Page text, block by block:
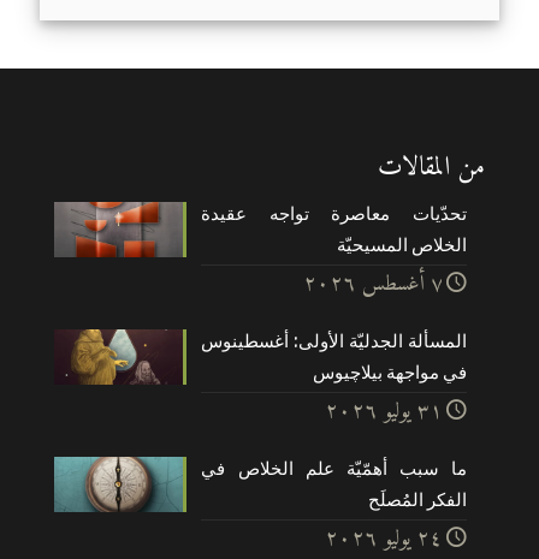
من المقالات
تحدّيات معاصرة تواجه عقيدة
الخلاص المسيحيّة
۷ أغسطس ۲۰۲٦
المسألة الجدليّة الأولى: أغسطينوس
في مواجهة بيلاچيوس
۳۱ يوليو ۲۰۲٦
ما سبب أهمّيّة علم الخلاص في
الفكر المُصلَح
۲٤ يوليو ۲۰۲٦